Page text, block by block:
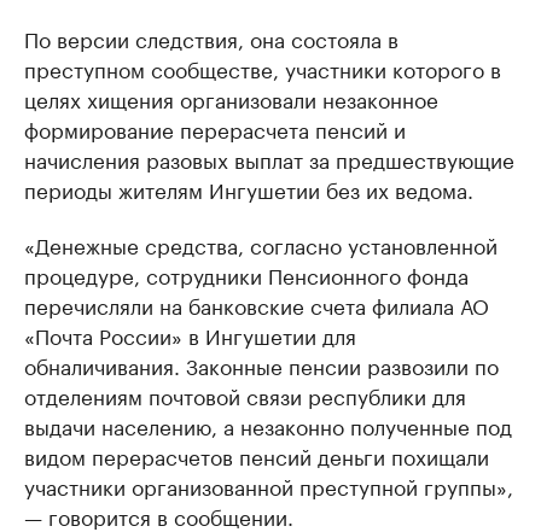
По версии следствия, она состояла в
преступном сообществе, участники которого в
целях хищения организовали незаконное
формирование перерасчета пенсий и
начисления разовых выплат за предшествующие
периоды жителям Ингушетии без их ведома.
«Денежные средства, согласно установленной
процедуре, сотрудники Пенсионного фонда
перечисляли на банковские счета филиала АО
«Почта России» в Ингушетии для
обналичивания. Законные пенсии развозили по
отделениям почтовой связи республики для
выдачи населению, а незаконно полученные под
видом перерасчетов пенсий деньги похищали
участники организованной преступной группы»,
— говорится в сообщении.